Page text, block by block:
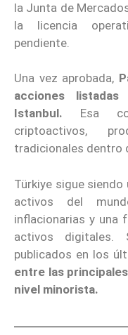
la Junta de
la licencia
pendiente.
Una vez aprobada,
acciones
Istanbul. Esa
criptoactivos,
tradicionales dentro
Türkiye sigue
activos del
inflacionarias y una
activos
publicados en los
entre las
nivel minorista.